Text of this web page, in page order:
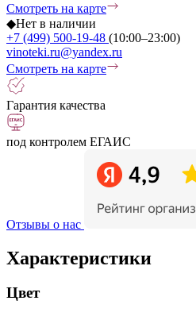
Смотреть на карте
◆Нет в наличии
+7 (499) 500-19-48 (10:00–23:00)
vinoteki.ru@yandex.ru
Смотреть на карте
Гарантия качества
под контролем ЕГАИС
Отзывы о нас
Характеристики
Цвет